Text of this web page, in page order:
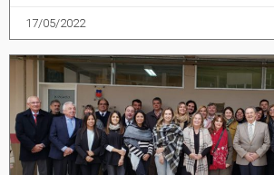
17/05/2022